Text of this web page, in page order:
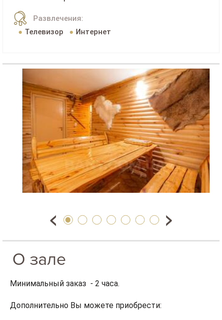
Развлечения:
Телевизор
Интернет
О зале
Минимальный заказ - 2 часа.
Дополнительно Вы можете приобрести: